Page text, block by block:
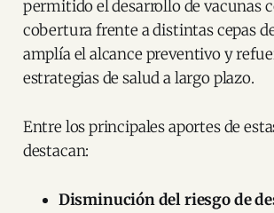
permitido el desarrollo de vacunas
cobertura frente a distintas cepas
amplía el alcance preventivo y
estrategias de salud a largo plazo.
Entre los principales aportes de
destacan:
Disminución del riesgo de